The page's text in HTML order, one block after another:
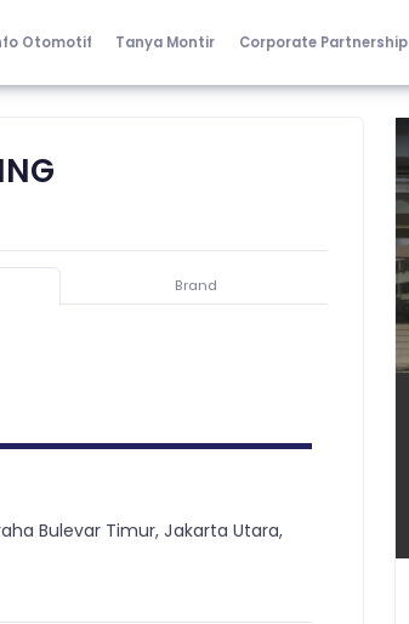
Otomotif Tanya Montir Corporate Partnership
Brand
Bulevar Timur, Jakarta Utara,